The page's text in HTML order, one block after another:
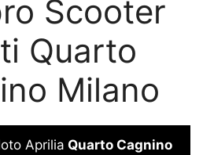
Scooter
Quarto
Milano
Aprilia Quarto Cagnino